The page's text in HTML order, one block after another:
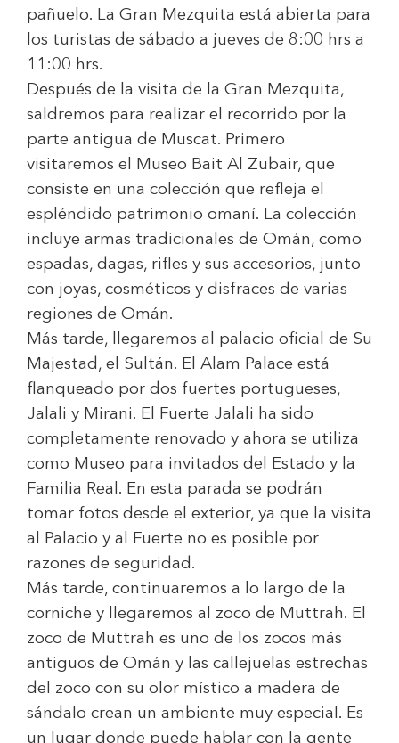
pañuelo. La Gran Mezquita está abierta para
los turistas de sábado a jueves de 8:00 hrs a
11:00 hrs.
Después de la visita de la Gran Mezquita,
saldremos para realizar el recorrido por la
parte antigua de Muscat. Primero
visitaremos el Museo Bait Al Zubair, que
consiste en una colección que refleja el
espléndido patrimonio omaní. La colección
incluye armas tradicionales de Omán, como
espadas, dagas, rifles y sus accesorios, junto
con joyas, cosméticos y disfraces de varias
regiones de Omán.
Más tarde, llegaremos al palacio oficial de Su
Majestad, el Sultán. El Alam Palace está
flanqueado por dos fuertes portugueses,
Jalali y Mirani. El Fuerte Jalali ha sido
completamente renovado y ahora se utiliza
como Museo para invitados del Estado y la
Familia Real. En esta parada se podrán
tomar fotos desde el exterior, ya que la visita
al Palacio y al Fuerte no es posible por
razones de seguridad.
Más tarde, continuaremos a lo largo de la
corniche y llegaremos al zoco de Muttrah. El
zoco de Muttrah es uno de los zocos más
antiguos de Omán y las callejuelas estrechas
del zoco con su olor místico a madera de
sándalo crean un ambiente muy especial. Es
un lugar donde puede hablar con la gente